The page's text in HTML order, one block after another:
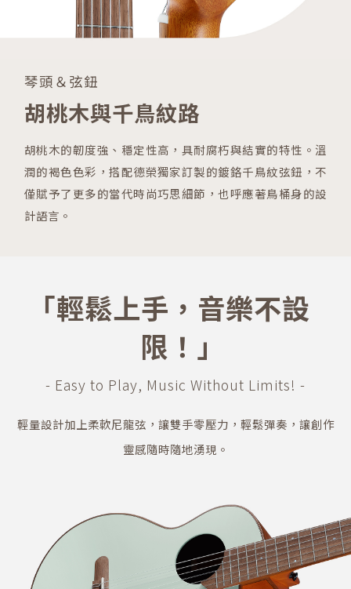
琴頭＆弦鈕
胡桃木與千鳥紋路
胡桃木的韌度強、穩定性高，具耐腐朽與結實的特性。溫
潤的褐色色彩，搭配德榮獨家訂製的鍍鉻千鳥紋弦鈕，不
僅賦予了更多的當代時尚巧思細節，也呼應著鳥桶身的設
計語言。
｢輕鬆上手，音樂不設
限！｣
- Easy to Play, Music Without Limits! -
輕量設計加上柔軟尼龍弦，讓雙手零壓力，輕鬆彈奏，讓創作
靈感隨時隨地湧現。